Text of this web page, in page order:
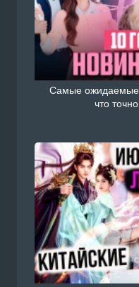
Самые ожидаемые
что